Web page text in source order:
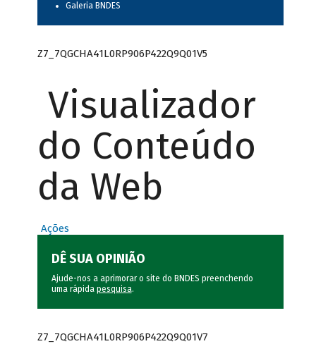
Galeria BNDES
Z7_7QGCHA41L0RP906P422Q9Q01V5
Visualizador
do Conteúdo
da Web
Ações
DÊ SUA OPINIÃO
Ajude-nos a aprimorar o site do BNDES preenchendo
uma rápida pesquisa.
Z7_7QGCHA41L0RP906P422Q9Q01V7